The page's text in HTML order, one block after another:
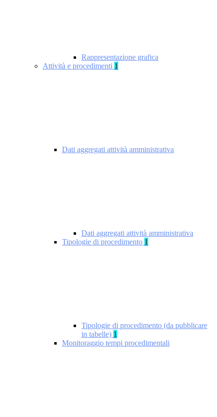
Rappresentazione grafica
Attività e procedimenti 1
Dati aggregati attività amministrativa
Dati aggregati attività amministrativa
Tipologie di procedimento 1
Tipologie di procedimento (da pubblicare
in tabelle) 1
Monitoraggio tempi procedimentali